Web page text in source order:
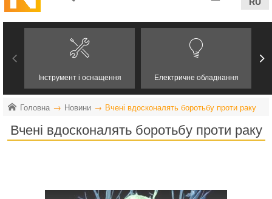
Інструмент і оснащення Електричне обладнання
Головна Новини Вчені вдосконалять боротьбу проти раку
Вчені вдосконалять боротьбу проти раку